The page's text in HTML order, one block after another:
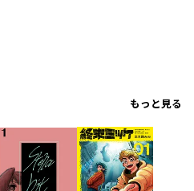
もっと見る